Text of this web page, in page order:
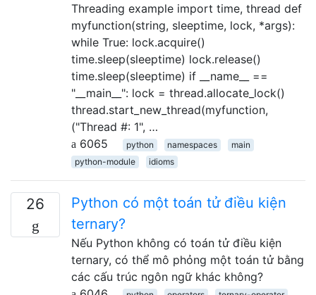
Threading example import time, thread def
myfunction(string, sleeptime, lock, *args):
while True: lock.acquire()
time.sleep(sleeptime) lock.release()
time.sleep(sleeptime) if __name__ ==
"__main__": lock = thread.allocate_lock()
thread.start_new_thread(myfunction,
("Thread #: 1", …
6065
python namespaces
main
python-module
idioms
26
Python có một toán tử điều kiện
ternary?
Nếu Python không có toán tử điều kiện
ternary, có thể mô phỏng một toán tử bằng
các cấu trúc ngôn ngữ khác không?